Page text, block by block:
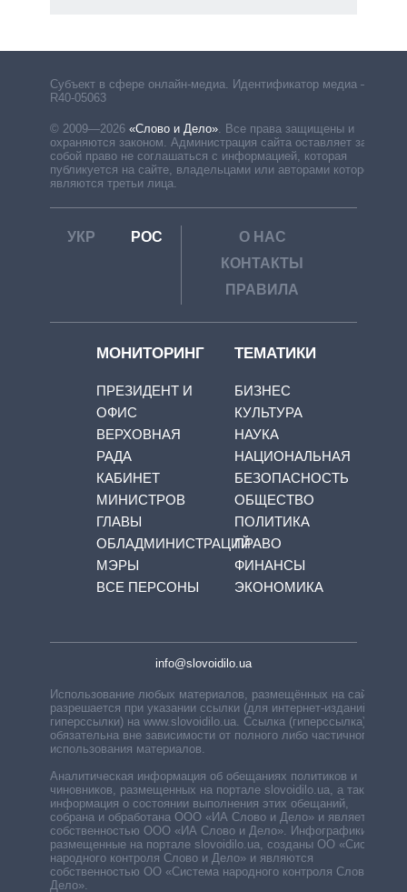
Субъект в сфере онлайн-медиа. Идентификатор медиа –
R40-05063
© 2009—2026 «Слово и Дело»
Все права защищены и
охраняются законом. Администрация сайта оставляет за
собой право не соглашаться с информацией, которая
публикуется на сайте, владельцами или авторами которой
являются третьи лица.
УКР РОС
О НАС
КОНТАКТЫ
ПРАВИЛА
МОНИТОРИНГ
ПРЕЗИДЕНТ И
ОФИС
ВЕРХОВНАЯ
РАДА
КАБИНЕТ
МИНИСТРОВ
ГЛАВЫ
ОБЛАДМИНИСТРАЦИЙ
МЭРЫ
ВСЕ ПЕРСОНЫ
ТЕМАТИКИ
БИЗНЕС
КУЛЬТУРА
НАУКА
НАЦИОНАЛЬНАЯ
БЕЗОПАСНОСТЬ
ОБЩЕСТВО
ПОЛИТИКА
ПРАВО
ФИНАНСЫ
ЭКОНОМИКА
info@slovoidilo.ua
Использование любых материалов, размещённых на сайте,
разрешается при указании ссылки (для интернет-изданий —
гиперссылки) на www.slovoidilo.ua. Ссылка (гиперссылка)
обязательна вне зависимости от полного либо частичного
использования материалов.
Аналитическая информация об обещаниях политиков и
чиновников, размещенных на портале slovoidilo.ua, а также
информация о состоянии выполнения этих обещаний,
собрана и обработана ООО «ИА Слово и Дело» и является
собственностью ООО «ИА Слово и Дело». Инфографики,
размещенные на портале slovoidilo.ua, созданы ОО «Система
народного контроля Слово и Дело» и являются
собственностью ОО «Система народного контроля Слово и
Дело».